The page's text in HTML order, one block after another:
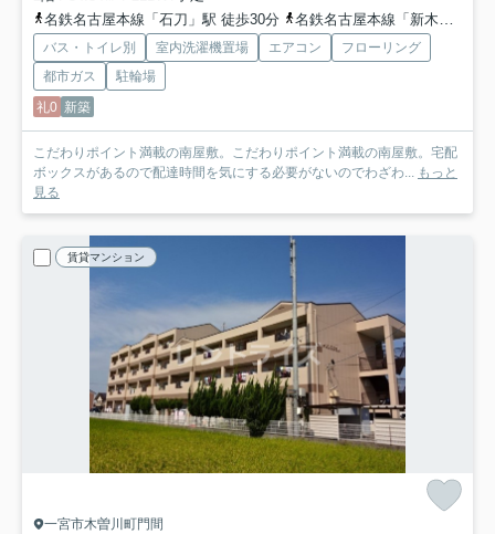
名鉄名古屋本線「石刀」駅 徒歩30分
名鉄名古屋本線「新木曽川」駅 徒歩24分
バス・トイレ別 室内洗濯機置場 エアコン
フローリング
都市ガス
駐輪場
礼0 新築
こだわりポイント満載の南屋敷。こだわりポイント満載の南屋敷。宅配
ボックスがあるので配達時間を気にする必要がないのでわざわ... もっと
見る
賃貸マンション
一宮市木曽川町門間